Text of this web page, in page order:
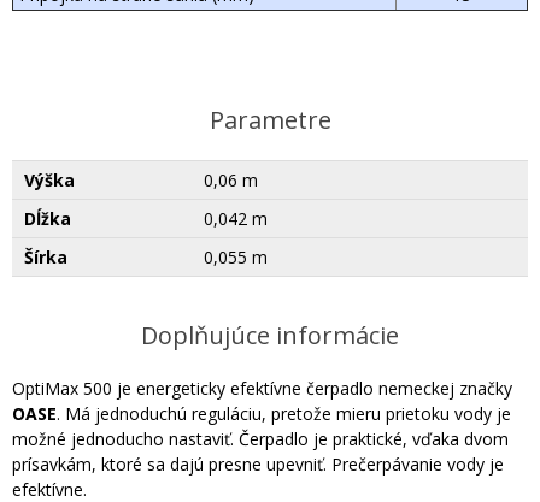
Parametre
Výška
0,06 m
Dĺžka
0,042 m
Šírka
0,055 m
Doplňujúce informácie
OptiMax 500 je energeticky efektívne čerpadlo nemeckej značky
OASE. Má jednoduchú reguláciu, pretože mieru prietoku vody je
možné jednoducho nastaviť. Čerpadlo je praktické, vďaka dvom
prísavkám, ktoré sa dajú presne upevniť. Prečerpávanie vody je
efektívne.